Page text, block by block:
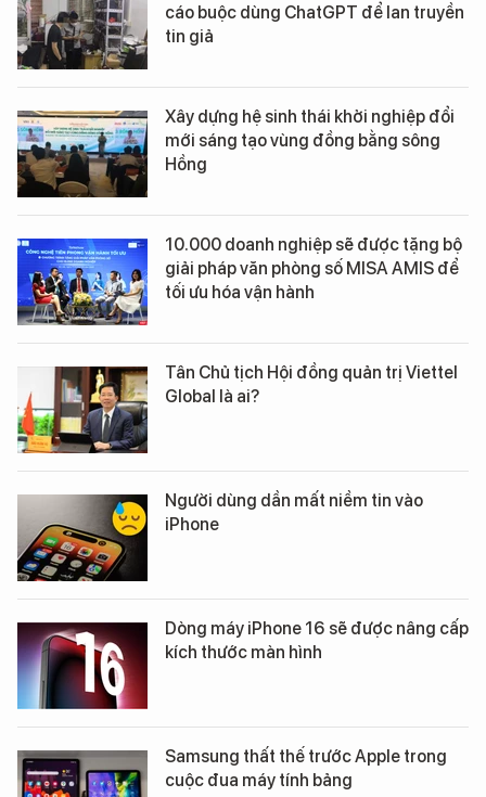
cáo buộc dùng ChatGPT để lan truyền
tin giả
Xây dựng hệ sinh thái khởi nghiệp đổi
mới sáng tạo vùng đồng bằng sông
Hồng
10.000 doanh nghiệp sẽ được tặng bộ
giải pháp văn phòng số MISA AMIS để
tối ưu hóa vận hành
Tân Chủ tịch Hội đồng quản trị Viettel
Global là ai?
Người dùng dần mất niềm tin vào
iPhone
Dòng máy iPhone 16 sẽ được nâng cấp
kích thước màn hình
Samsung thất thế trước Apple trong
cuộc đua máy tính bảng